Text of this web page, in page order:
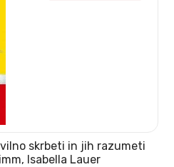
skrbeti in jih razumeti
Isabella Lauer